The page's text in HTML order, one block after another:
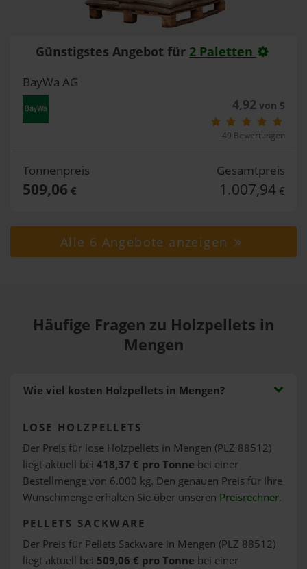
Günstigstes Angebot für 2 Paletten
BayWa AG
4,92von 5
49 Bewertungen
Tonnenpreis
509,06 €
Gesamtpreis
1.007,94 €
Alle 6 Angebote anzeigen
Häufige Fragen zu Holzpellets in
Mengen
Wie viel kosten Holzpellets in Mengen?
LOSE HOLZPELLETS
Der Preis für lose Holzpellets in Mengen (PLZ 88512)
liegt aktuell bei 418,37 € pro Tonne bei einer
Bestellmenge von 6.000 kg. Den genauen Preis für Ihre
Wunschmenge erhalten Sie über unseren Preisrechner.
PELLETS SACKWARE
Der Preis für Pellets Sackware in Mengen (PLZ 88512)
liegt aktuell bei 509,06 € pro Tonne bei einer